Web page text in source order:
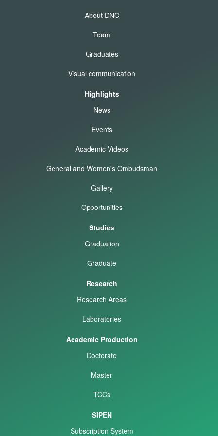
About DNC
Team
Graduates
Visual communication
Highlights
News
Events
Academic Videos
General and Women's Ombudsman
Gallery
Opportunities
Studies
Graduation
Graduate
Research
Research Areas
Laboratories
Academic Production
Doctorate
Master
TCCs
SIPEN
Subscription System